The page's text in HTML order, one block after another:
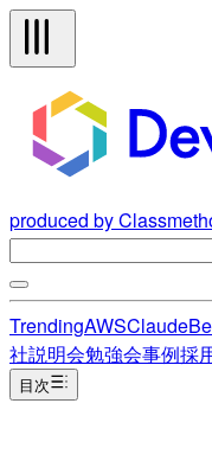
produced by
TrendingAWSClaude
社説明会勉強会事例採
目次